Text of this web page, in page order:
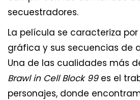
secuestradores.
La película se caracteriza
gráfica y sus secuencias de
Una de las cualidades más
Brawl in Cell Block 99es el
personajes, donde